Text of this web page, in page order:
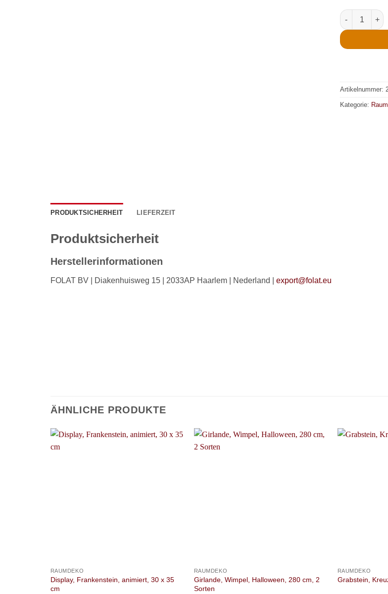
Absperrband,
Artikelnummer:
Kategorie:
PRODUKTSICHERHEIT LIEFERZEIT
Produktsicherheit
Herstellerinformationen
FOLAT BV | Diakenhuisweg 15 | 2033AP Haarlem | Nederland | export@folat.eu
ÄHNLICHE PRODUKTE
RAUMDEKO
Display, Frankenstein, animiert, 30 x 35
cm
RAUMDEKO
Girlande, Wimpel, Halloween, 280 cm, 2
Sorten
RAUMDEKO
Grabstein,